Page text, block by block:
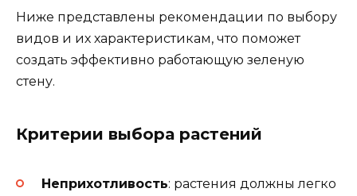
Ниже представлены рекомендации по выбору
видов и их характеристикам, что поможет
создать эффективно работающую зеленую
стену.
Критерии выбора растений
Неприхотливость: растения должны легко